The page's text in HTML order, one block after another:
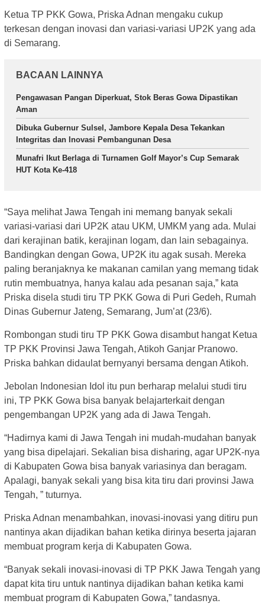
Ketua TP PKK Gowa, Priska Adnan mengaku cukup
terkesan dengan inovasi dan variasi-variasi UP2K yang ada
di Semarang.
BACAAN LAINNYA
Pengawasan Pangan Diperkuat, Stok Beras Gowa Dipastikan
Aman
Dibuka Gubernur Sulsel, Jambore Kepala Desa Tekankan
Integritas dan Inovasi Pembangunan Desa
Munafri Ikut Berlaga di Turnamen Golf Mayor’s Cup Semarak
HUT Kota Ke-418
“Saya melihat Jawa Tengah ini memang banyak sekali
variasi-variasi dari UP2K atau UKM, UMKM yang ada. Mulai
dari kerajinan batik, kerajinan logam, dan lain sebagainya.
Bandingkan dengan Gowa, UP2K itu agak susah. Mereka
paling beranjaknya ke makanan camilan yang memang tidak
rutin membuatnya, hanya kalau ada pesanan saja,” kata
Priska disela studi tiru TP PKK Gowa di Puri Gedeh, Rumah
Dinas Gubernur Jateng, Semarang, Jum’at (23/6).
Rombongan studi tiru TP PKK Gowa disambut hangat Ketua
TP PKK Provinsi Jawa Tengah, Atikoh Ganjar Pranowo.
Priska bahkan didaulat bernyanyi bersama dengan Atikoh.
Jebolan Indonesian Idol itu pun berharap melalui studi tiru
ini, TP PKK Gowa bisa banyak belajarterkait dengan
pengembangan UP2K yang ada di Jawa Tengah.
“Hadirnya kami di Jawa Tengah ini mudah-mudahan banyak
yang bisa dipelajari. Sekalian bisa disharing, agar UP2K-nya
di Kabupaten Gowa bisa banyak variasinya dan beragam.
Apalagi, banyak sekali yang bisa kita tiru dari provinsi Jawa
Tengah, ” tuturnya.
Priska Adnan menambahkan, inovasi-inovasi yang ditiru pun
nantinya akan dijadikan bahan ketika dirinya beserta jajaran
membuat program kerja di Kabupaten Gowa.
“Banyak sekali inovasi-inovasi di TP PKK Jawa Tengah yang
dapat kita tiru untuk nantinya dijadikan bahan ketika kami
membuat program di Kabupaten Gowa,” tandasnya.